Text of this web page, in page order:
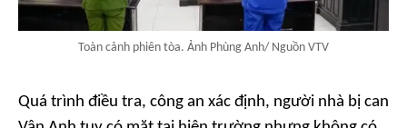
Toàn cảnh phiên tòa. Ảnh Phùng Anh/ Nguồn VTV
Quá trình điều tra, công an xác định, người nhà bị can